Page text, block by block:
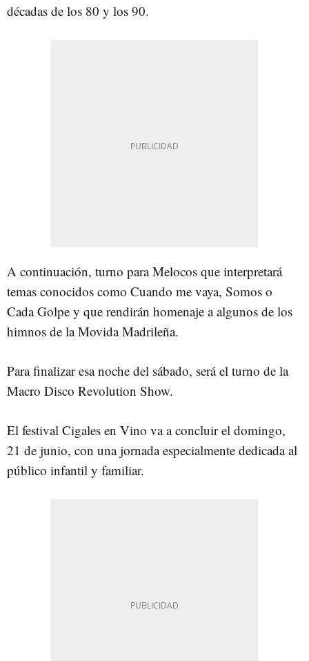
décadas de los 80 y los 90.
A continuación, turno para Melocos que interpretará
temas conocidos como Cuando me vaya, Somos o
Cada Golpe y que rendirán homenaje a algunos de los
himnos de la Movida Madrileña.
Para finalizar esa noche del sábado, será el turno de la
Macro Disco Revolution Show.
El festival Cigales en Vino va a concluir el domingo,
21 de junio, con una jornada especialmente dedicada al
público infantil y familiar.